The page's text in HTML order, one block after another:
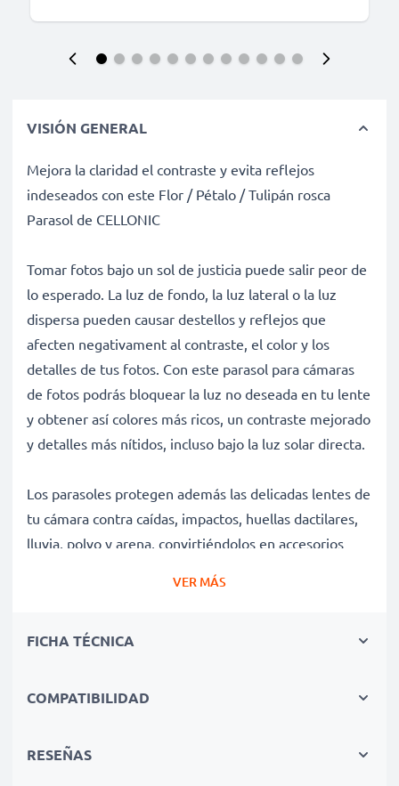
VISIÓN GENERAL
Mejora la claridad el contraste y evita reflejos
indeseados con este Flor / Pétalo / Tulipán rosca
Parasol de CELLONIC
Tomar fotos bajo un sol de justicia puede salir peor de
lo esperado. La luz de fondo, la luz lateral o la luz
dispersa pueden causar destellos y reflejos que
afecten negativament al contraste, el color y los
detalles de tus fotos. Con este parasol para cámaras
de fotos podrás bloquear la luz no deseada en tu lente
y obtener así colores más ricos, un contraste mejorado
y detalles más nítidos, incluso bajo la luz solar directa.
Los parasoles protegen además las delicadas lentes de
tu cámara contra caídas, impactos, huellas dactilares,
lluvia, polvo y arena, convirtiéndolos en accesorios
Ventajas del Ø 82mm Flor / Pétalo / Tulipán rosca
✔ 100 % compatible con cámaras, videocámaras, DSLR
contraste y la claridad de tus fotografías
VER MÁS
FICHA TÉCNICA
COMPATIBILIDAD
RESEÑAS